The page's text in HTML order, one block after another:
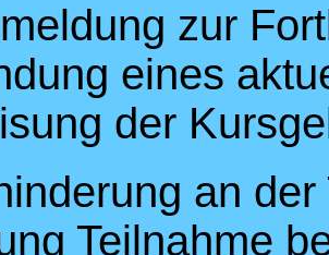
zur
eines
der
an
Teilnahme